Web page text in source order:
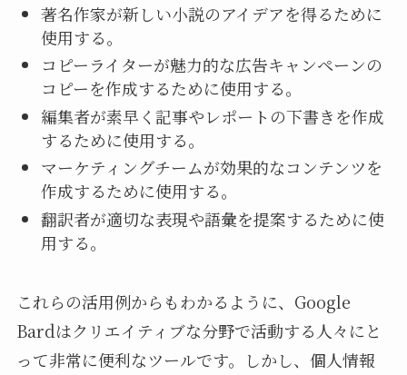
著名作家が新しい小説のアイデアを得るために
使用する。
コピーライターが魅力的な広告キャンペーンの
コピーを作成するために使用する。
編集者が素早く記事やレポートの下書きを作成
するために使用する。
マーケティングチームが効果的なコンテンツを
作成するために使用する。
翻訳者が適切な表現や語彙を提案するために使
用する。
これらの活用例からもわかるように、Google
Bardはクリエイティブな分野で活動する人々にと
って非常に便利なツールです。しかし、個人情報